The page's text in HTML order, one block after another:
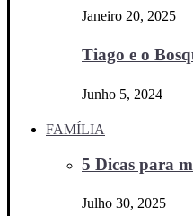
Janeiro 20, 2025
Tiago e o
Junho 5, 2024
FAMÍLIA
5 Dicas para
Julho 30, 2025